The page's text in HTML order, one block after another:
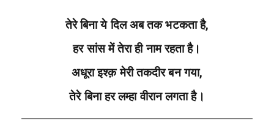
तेरे बिना ये दिल अब तक भटकता है,
हर सांस में तेरा ही नाम रहता है।
अधूरा इश्क़ मेरी तकदीर बन गया,
तेरे बिना हर लम्हा वीरान लगता है।